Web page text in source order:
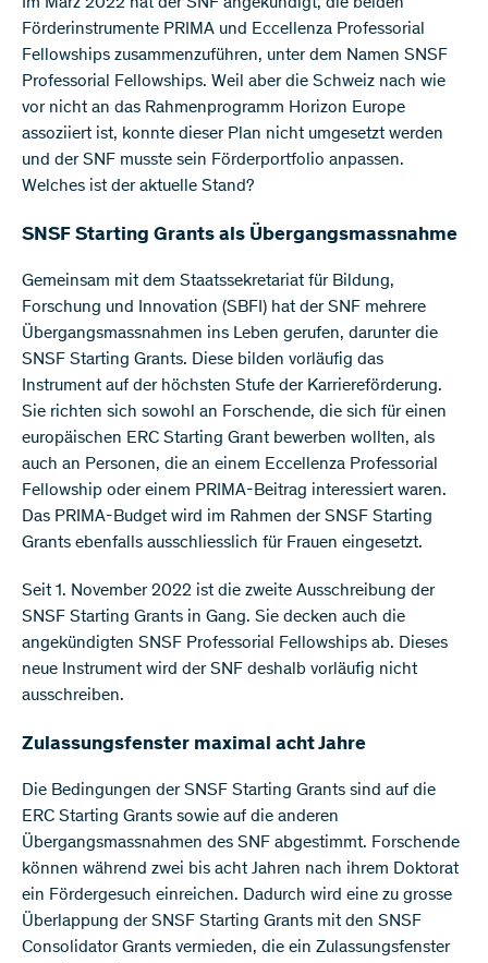
Förderinstrumente PRIMA und Eccellenza Professorial
Fellowships zusammenzuführen, unter dem Namen SNSF
Professorial Fellowships. Weil aber die Schweiz nach wie
vor nicht an das Rahmenprogramm Horizon Europe
assoziiert ist, konnte dieser Plan nicht umgesetzt werden
und der SNF musste sein Förderportfolio anpassen.
Welches ist der aktuelle Stand?
SNSF Starting Grants als Übergangsmassnahme
Gemeinsam mit dem Staatssekretariat für Bildung,
Forschung und Innovation (SBFI) hat der SNF mehrere
Übergangsmassnahmen ins Leben gerufen, darunter die
SNSF Starting Grants. Diese bilden vorläufig das
Instrument auf der höchsten Stufe der Karriereförderung.
Sie richten sich sowohl an Forschende, die sich für einen
europäischen ERC Starting Grant bewerben wollten, als
auch an Personen, die an einem Eccellenza Professorial
Fellowship oder einem PRIMA-Beitrag interessiert waren.
Das PRIMA-Budget wird im Rahmen der SNSF Starting
Grants ebenfalls ausschliesslich für Frauen eingesetzt.
Seit 1. November 2022 ist die zweite Ausschreibung der
SNSF Starting Grants in Gang. Sie decken auch die
angekündigten SNSF Professorial Fellowships ab. Dieses
neue Instrument wird der SNF deshalb vorläufig nicht
ausschreiben.
Zulassungsfenster maximal acht Jahre
Die Bedingungen der SNSF Starting Grants sind auf die
ERC Starting Grants sowie auf die anderen
Übergangsmassnahmen des SNF abgestimmt. Forschende
können während zwei bis acht Jahren nach ihrem Doktorat
ein Fördergesuch einreichen. Dadurch wird eine zu grosse
Überlappung der SNSF Starting Grants mit den SNSF
Consolidator Grants vermieden, die ein Zulassungsfenster